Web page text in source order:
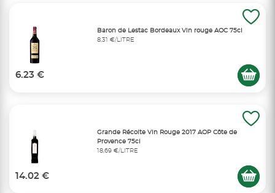
Baron de Lestac Bordeaux Vin rouge AOC 75cl
8,31 €/LITRE
6.23 €
Grande Récolte Vin Rouge 2017 AOP Côte de
Provence 75cl
18,69 €/LITRE
14.02 €